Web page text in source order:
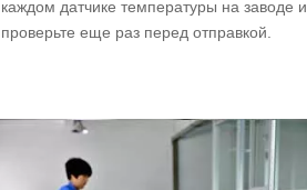
каждом датчике температуры на заводе и
проверьте еще раз перед отправкой.